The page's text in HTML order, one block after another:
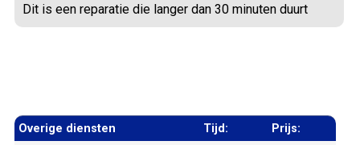
Dit is een reparatie die langer dan 30 minuten duurt
Overige diensten Tijd:
Prijs: